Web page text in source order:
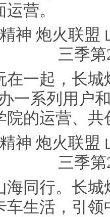
营。
在一起，长
一系列用户
院的运营、共
海同行。 长城
车生活 ， 引领